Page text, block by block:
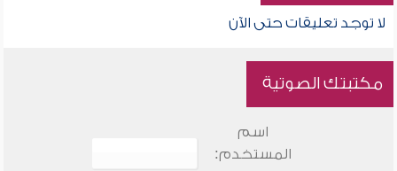
لا توجد تعليقات حتى الآن
مكتبتك الصوتية
اسم
المستخدم: